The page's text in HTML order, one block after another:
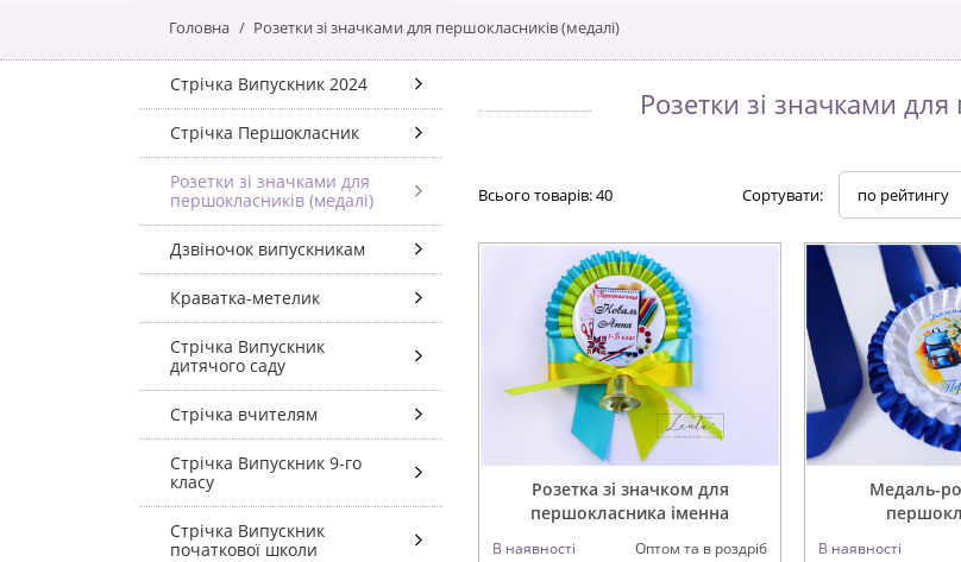
Головна Розетки зі значками для першокласників (медалі)
Стрічка Випускник 2024
Стрічка Першокласник
Розетки зі значками для
першокласників (медалі)
Дзвіночок випускникам
Краватка-метелик
Стрічка Випускник
дитячого саду
Стрічка вчителям
Стрічка Випускник 9-го
класу
Стрічка Випускник
початкової школи
Розетки зі значками
Всього товарів:40 Сортувати: по рейтингу
Розетка зі значком для
першокласника іменна
В наявності Оптом та в роздріб
Медаль-
В наявності